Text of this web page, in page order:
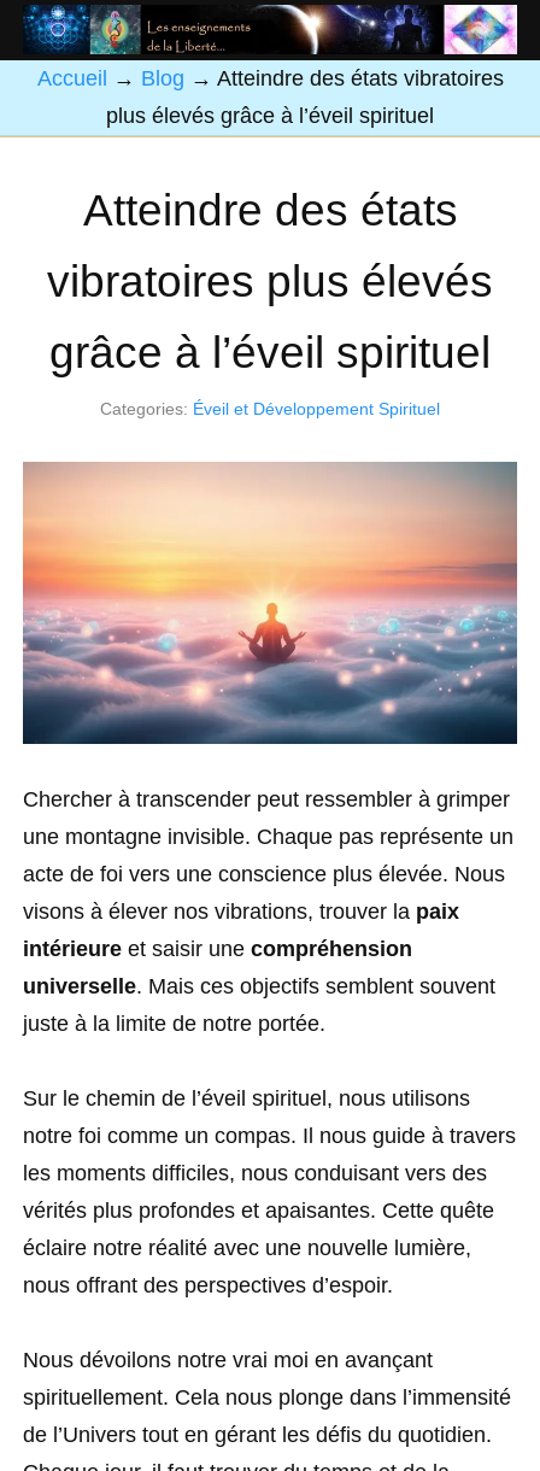
Accueil → Blog → Atteindre des états vibratoires
plus élevés grâce à l’éveil spirituel
Atteindre des états
vibratoires plus élevés
grâce à l’éveil spirituel
Categories: Éveil et Développement Spirituel
Chercher à transcender peut ressembler à grimper
une montagne invisible. Chaque pas représente un
acte de foi vers une conscience plus élevée. Nous
visons à élever nos vibrations, trouver la paix
intérieure et saisir une compréhension
universelle. Mais ces objectifs semblent souvent
juste à la limite de notre portée.
Sur le chemin de l’éveil spirituel, nous utilisons
notre foi comme un compas. Il nous guide à travers
les moments difficiles, nous conduisant vers des
vérités plus profondes et apaisantes. Cette quête
éclaire notre réalité avec une nouvelle lumière,
nous offrant des perspectives d’espoir.
Nous dévoilons notre vrai moi en avançant
spirituellement. Cela nous plonge dans l’immensité
de l’Univers tout en gérant les défis du quotidien.